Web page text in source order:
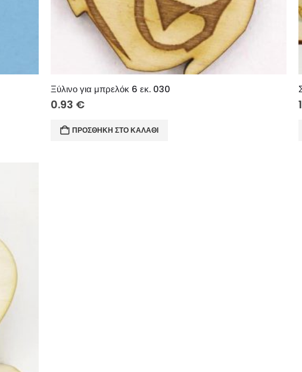
Ξύλινο για μπρελόκ 6 εκ. 030
0.93 €
ΠΡΟΣΘΉΚΗ ΣΤΟ ΚΑΛΆΘΙ